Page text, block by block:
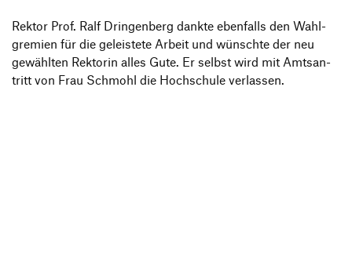
Rektor Prof. Ralf Drin­gen­berg dankte eben­falls den Wahl­
gre­mien für die geleis­tete Arbeit und wünschte der neu
gewählten Rektorin alles Gute. Er selbst wird mit Amts­an­
tritt von Frau Schmohl die Hoch­schule verlassen.